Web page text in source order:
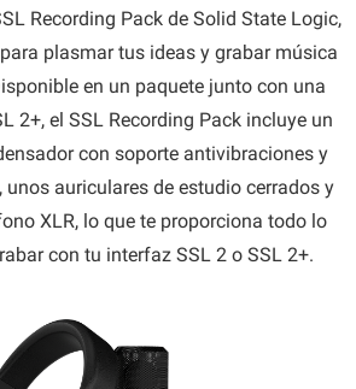
Recording Pack de Solid State Logic,
plasmar tus ideas y grabar música
en un paquete junto con una
2+, el SSL Recording Pack incluye un
con soporte antivibraciones y
auriculares de estudio cerrados y
XLR, lo que te proporciona todo lo
con tu interfaz SSL 2 o SSL 2+.